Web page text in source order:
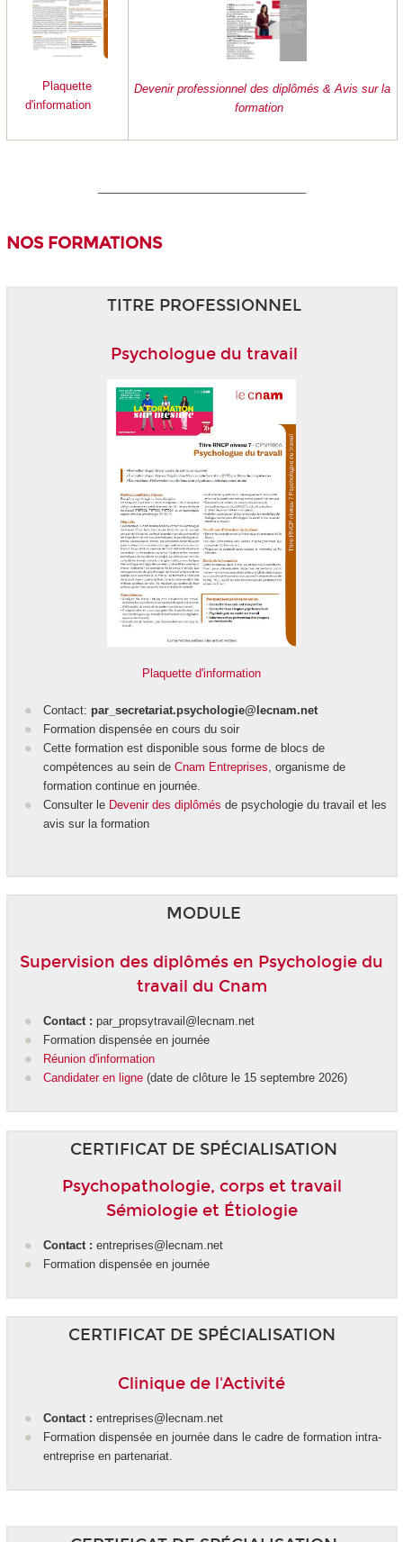
Plaquette
d'information
Devenir professionnel des diplômés & Avis sur la
formation
NOS FORMATIONS
TITRE PROFESSIONNEL
Psychologue du travail
Plaquette d'information
Contact: par_secretariat.psychologie@lecnam.net
Formation dispensée en cours du soir
Cette formation est disponible sous forme de blocs de
compétences au sein de Cnam Entreprises , organisme de
formation continue en journée.
Consulter le Devenir des diplômés de psychologie du travail et les
avis sur la formation
MODULE
Supervision des diplômés en Psychologie du
travail du Cnam
Contact : par_propsytravail@lecnam.net
Formation dispensée en journée
Réunion d'information
Candidater en ligne(date de clôture le 15 septembre 2026)
CERTIFICAT DE SPÉCIALISATION
Psychopathologie, corps et travail
Sémiologie et Étiologie
Contact : entreprises@lecnam.net
Formation dispensée en journée
CERTIFICAT DE SPÉCIALISATION
Clinique de l'Activité
Contact : entreprises@lecnam.net
Formation dispensée en journée dans le cadre de formation intra-
entreprise en partenariat.